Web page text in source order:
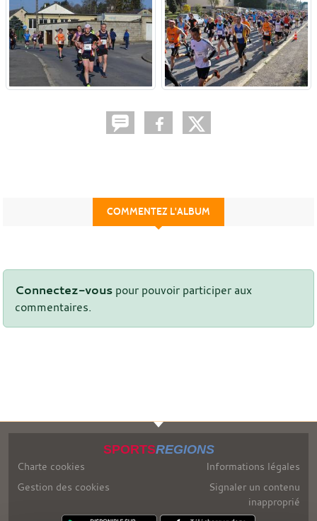
COMMENTEZ L'ALBUM
Connectez-vous pour pouvoir participer aux
commentaires.
SPORTSREGIONS
Charte cookies
Gestion des cookies
Informations légales
Signaler un contenu
inapproprié